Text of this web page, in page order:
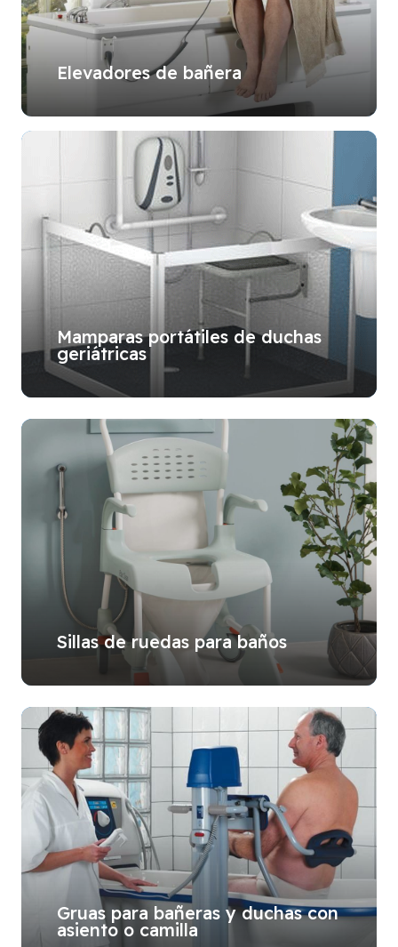
Elevadores de bañera
Mamparas portátiles de duchas
geriátricas
Sillas de ruedas para baños
Gruas para bañeras y duchas con
asiento o camilla